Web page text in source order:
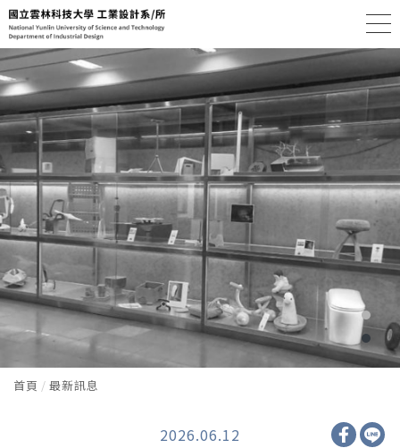
首頁 最新訊息
2026.06.12